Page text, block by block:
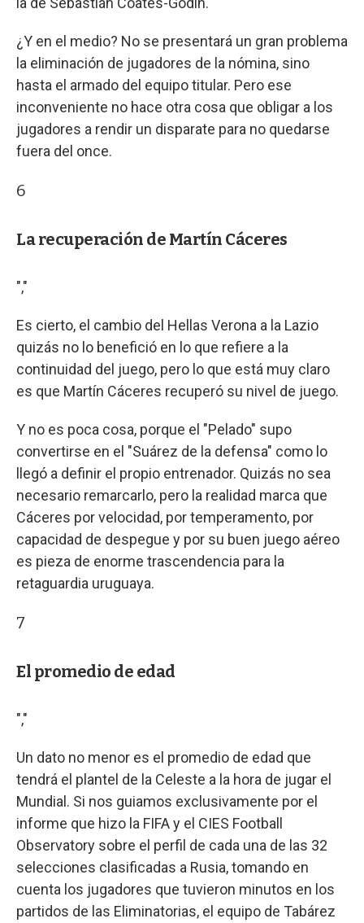
¿Y en el medio? No se presentará un gran problema
la eliminación de jugadores de la nómina, sino
hasta el armado del equipo titular. Pero ese
inconveniente no hace otra cosa que obligar a los
jugadores a rendir un disparate para no quedarse
fuera del once.
6
La recuperación de Martín Cáceres
","
Es cierto, el cambio del Hellas Verona a la Lazio
quizás no lo benefició en lo que refiere a la
continuidad del juego, pero lo que está muy claro
es que Martín Cáceres recuperó su nivel de juego.
Y no es poca cosa, porque el "Pelado" supo
convertirse en el "Suárez de la defensa" como lo
llegó a definir el propio entrenador. Quizás no sea
necesario remarcarlo, pero la realidad marca que
Cáceres por velocidad, por temperamento, por
capacidad de despegue y por su buen juego aéreo
es pieza de enorme trascendencia para la
retaguardia uruguaya.
7
El promedio de edad
","
Un dato no menor es el promedio de edad que
tendrá el plantel de la Celeste a la hora de jugar el
Mundial. Si nos guiamos exclusivamente por el
informe que hizo la FIFA y el CIES Football
Observatory sobre el perfil de cada una de las 32
selecciones clasificadas a Rusia, tomando en
cuenta los jugadores que tuvieron minutos en los
partidos de las Eliminatorias, el equipo de Tabárez